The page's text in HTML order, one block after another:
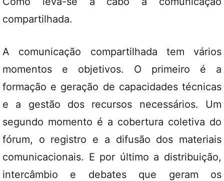
compartilhada.
A comunicação compartilhada tem vários
momentos e objetivos. O primeiro é a
formação e geração de capacidades técnicas
e a gestão dos recursos necessários. Um
segundo momento é a cobertura coletiva do
fórum, o registro e a difusão dos materiais
comunicacionais. E por último a distribuição,
intercâmbio e debates que geram os